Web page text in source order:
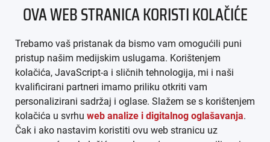
IMPRESSUM
AGB
DATENSCHUTZ
MEDIADATEN
ARHIVA (PDF)
OVA WEB STRANICA KORISTI KOLAČIĆE
Trebamo vaš pristanak da bismo vam omogućili puni
pristup našim medijskim uslugama. Korištenjem
kolačića, JavaScript-a i sličnih tehnologija, mi i naši
kvalificirani partneri imamo priliku otkriti vam
personalizirani sadržaj i oglase. Slažem se s korištenjem
kolačića u svrhu web analize i digitalnog oglašavanja.
Čak i ako nastavim koristiti ovu web stranicu uz